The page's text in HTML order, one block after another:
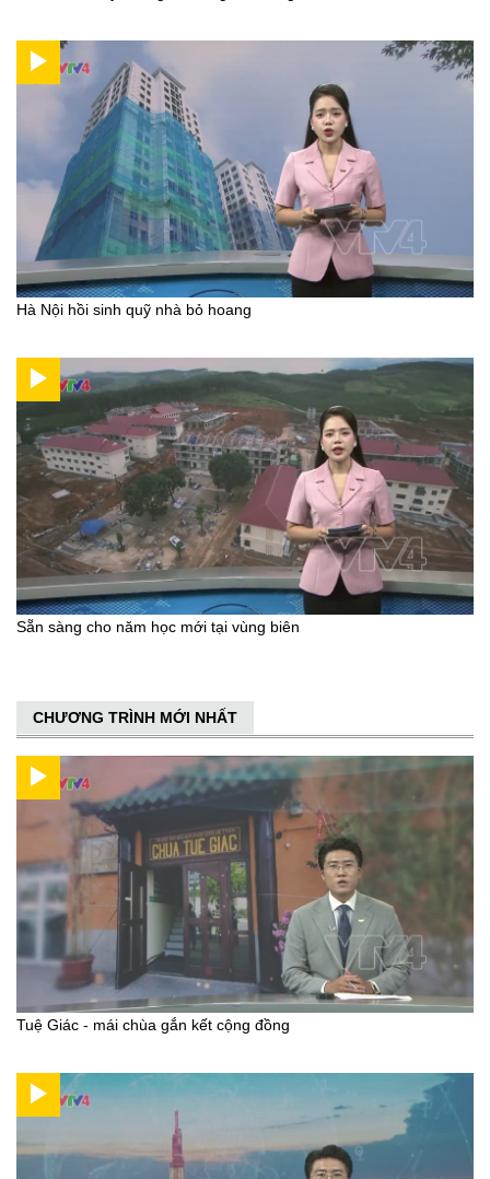
Hà Nội hồi sinh quỹ nhà bỏ hoang
Sẵn sàng cho năm học mới tại vùng biên
CHƯƠNG TRÌNH MỚI NHẤT
Tuệ Giác - mái chùa gắn kết cộng đồng